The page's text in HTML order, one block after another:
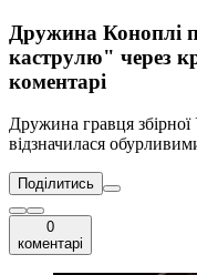
Дружина Коноплі
каструлю" через
коментарі
Дружина гравця
відзначилася
Поділитись
0
коментарі